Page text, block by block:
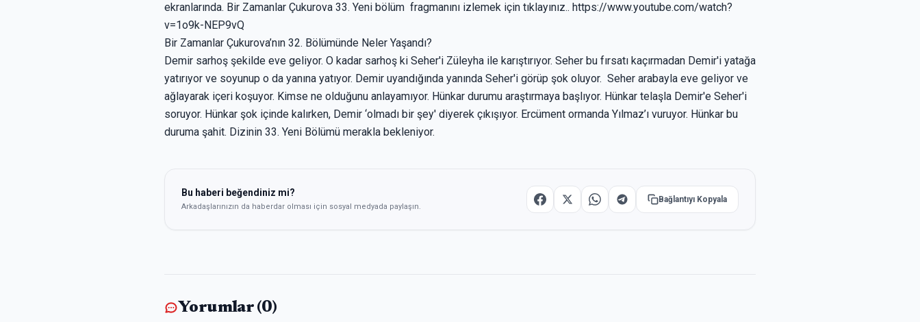
ekranlarında. Bir Zamanlar Çukurova 33. Yeni bölüm fragmanını izlemek için tıklayınız.. https://www.youtube.com/watch?
v=1o9k-NEP9vQ
Bir Zamanlar Çukurova’nın 32. Bölümünde Neler Yaşandı?
Demir sarhoş şekilde eve geliyor. O kadar sarhoş ki Seher'i Züleyha ile karıştırıyor. Seher bu fırsatı kaçırmadan Demir'i yatağa
yatırıyor ve soyunup o da yanına yatıyor. Demir uyandığında yanında Seher'i görüp şok oluyor. Seher arabayla eve geliyor ve
ağlayarak içeri koşuyor. Kimse ne olduğunu anlayamıyor. Hünkar durumu araştırmaya başlıyor. Hünkar telaşla Demir'e Seher'i
soruyor. Hünkar şok içinde kalırken, Demir ‘olmadı bir şey' diyerek çıkışıyor. Ercüment ormanda Yılmaz’ı vuruyor. Hünkar bu
duruma şahit. Dizinin 33. Yeni Bölümü merakla bekleniyor.
Bu haberi beğendiniz mi?
Arkadaşlarınızın da haberdar olması için sosyal medyada paylaşın.
Bağlantıyı Kopyala
Yorumlar (0)